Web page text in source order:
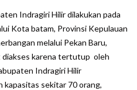
Indragiri Hilir dilakukan pada
Kota batam, Provinsi Kepulauan
melalui Pekan Baru,
diakses karena tertutup oleh
Indragiri Hilir
kapasitas sekitar 70 orang,